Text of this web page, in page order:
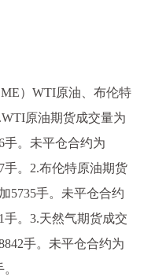
）WTI原油、布伦特
原油期货成交量为
手。未平仓合约为
手。2.布伦特原油期货
5735手。未平仓合约
手。3.天然气期货成交
手。未平仓合约为